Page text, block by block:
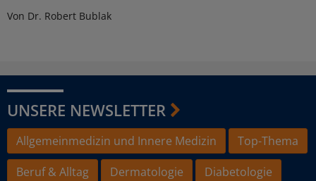
Von Dr. Robert Bublak
UNSERE NEWSLETTER
Allgemeinmedizin und Innere Medizin
Top-Thema
Beruf & Alltag
Dermatologie
Diabetologie